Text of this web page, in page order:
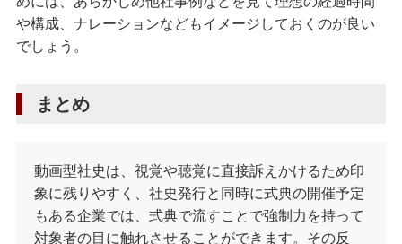
や構成、ナレーションなどもイメージしておくのが良い
でしょう。
まとめ
動画型社史は、視覚や聴覚に直接訴えかけるため印
象に残りやすく、社史発行と同時に式典の開催予定
もある企業では、式典で流すことで強制力を持って
対象者の目に触れさせることができます。その反